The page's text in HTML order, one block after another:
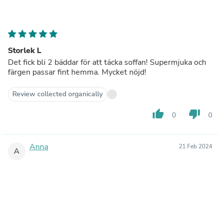
Storlek L
Det fick bli 2 bäddar för att täcka soffan! Supermjuka och
färgen passar fint hemma. Mycket nöjd!
Review collected organically
thumb_up 0 thumb_down 0
A Anna 21 Feb 2024